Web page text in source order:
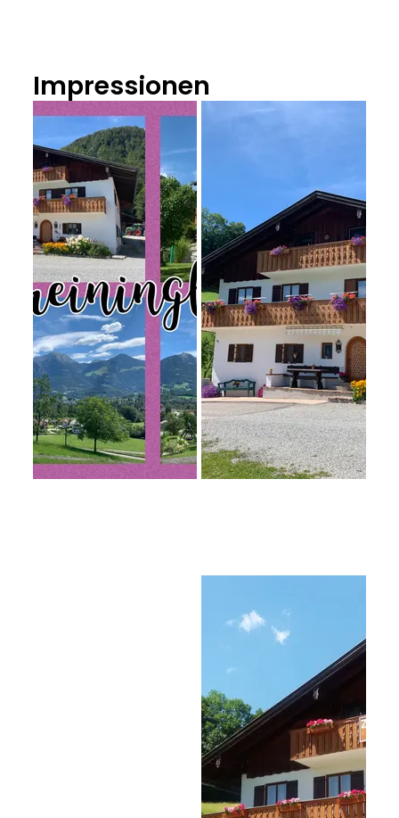
Impressionen